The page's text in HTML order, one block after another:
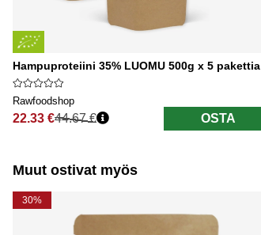
Hampuproteiini 35% LUOMU 500g x 5 pakettia
Rawfoodshop
22.33 €
Normaali hinta
44.67 € OSTA
Muut ostivat myös
30%